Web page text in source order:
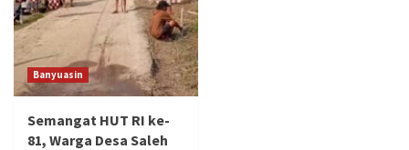
Banyuasin
Semangat HUT RI ke-
81, Warga Desa Saleh